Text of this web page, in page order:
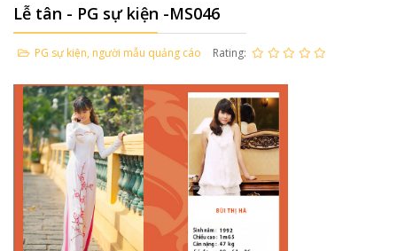
Lễ tân - PG sự kiện -MS046
PG sự kiện, người mẫu quảng cáo Rating: